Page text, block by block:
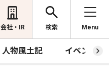
会社・IR 検索 Menu
人物風土記 イベント